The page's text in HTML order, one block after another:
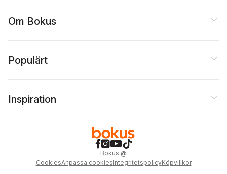
Om Bokus
Populärt
Inspiration
Bokus @
CookiesAnpassa cookiesIntegritetspolicyKöpvillkor